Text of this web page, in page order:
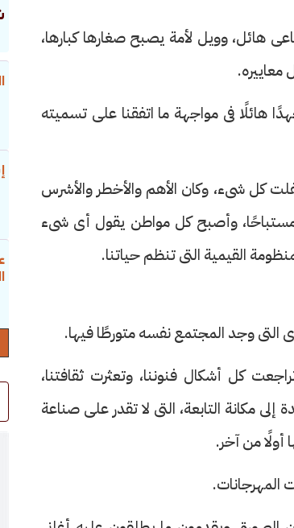
وويل لأمة يصبح صغارها كبارها،
معاييره.
هائلًا فى مواجهة ما اتفقنا على تسميته
كل شىء، وكان الأهم والأخطر والأشرس
وأصبح كل مواطن يقول أى شىء
القيمية التى تنظم حياتنا.
التى وجد المجتمع نفسه متورطًا فيها.
كل أشكال فنوننا، وتعثرت ثقافتنا،
مكانة التابعة، التى لا تقدر على صناعة
من آخر.